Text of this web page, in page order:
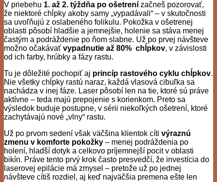
V priebehu 1. až 2. týždňa po ošetrení začneš pozorovať,
že niektoré chĺpky akoby samy „vypadávali“ – v skutočnosti
sa uvoľňujú z oslabeného folikulu. Pokožka v ošetrenej
oblasti pôsobí hladšie a jemnejšie, holenie sa stáva menej
častým a podráždenie po ňom slabne. Už po prvej návšteve
možno očakávať vypadnutie až 80% chĺpkov, v závislosti
od ich farby, hrúbky a fázy rastu.
Tu je dôležité pochopiť aj princíp rastového cyklu chĺpkov.
Nie všetky chĺpky rastú naraz, každá vlasová cibuľka sa
nachádza v inej fáze. Laser pôsobí len na tie, ktoré sú práve
aktívne – teda majú prepojenie s korienkom. Preto sa
výsledok buduje postupne, v sérii niekoľkých ošetrení, ktoré
zachytávajú nové „vlny“ rastu.
Už po prvom sedení však väčšina klientok cíti výraznú
zmenu v komforte pokožky – menej podráždenia po
holení, hladší dotyk a celkovo príjemnejší pocit v oblasti
bikín. Práve tento prvý krok často presvedčí, že investícia do
laserovej epilácie má zmysel – pretože už po jednej
návšteve cítiš rozdiel, aj keď najväčšia premena ešte len